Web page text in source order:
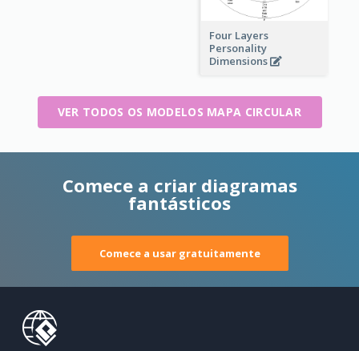
Four Layers
Personality
Dimensions
VER TODOS OS MODELOS MAPA CIRCULAR
Comece a criar diagramas
fantásticos
Comece a usar gratuitamente